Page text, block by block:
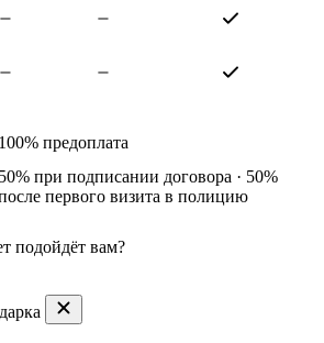
100% предоплата
50% при подписании договора · 50%
первого визита в полицию
подойдёт вам?